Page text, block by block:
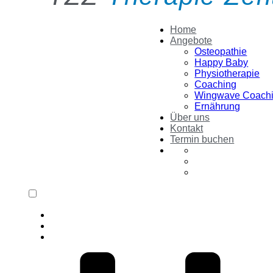
Home
Angebote
Osteopathie
Happy Baby
Physiotherapie
Coaching
Wingwave
Ernährung
Über uns
Kontakt
Termin buchen